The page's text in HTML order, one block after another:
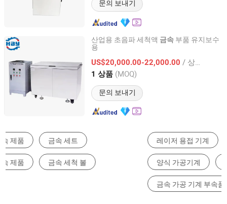
문의 보내기
산업용 초음파 세척액 금속 부품 유지보수
용
US$20,000.00-22,000.00 / 상품
1 상품 (MOQ)
문의 보내기
Henan Boy Machinery Co., Ltd.
Henan, China 이후 2020
레이저 용접 기계 레이저 클리닝 기계
양식 가공기계 쇼트 블라스터